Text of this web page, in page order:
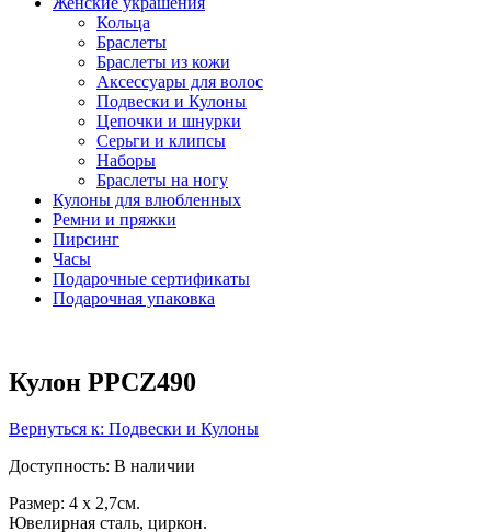
Кольца
Браслеты
Браслеты из кожи
Аксессуары для волос
Подвески и Кулоны
Цепочки и шнурки
Серьги и клипсы
Наборы
Браслеты на ногу
Кулоны для влюбленных
Ремни и пряжки
Пирсинг
Часы
Подарочные сертификаты
Подарочная упаковка
Кулон PPCZ490
Вернуться к: Подвески и Кулоны
Доступность: В наличии
Размер: 4 x 2,7см.
Ювелирная сталь, циркон.